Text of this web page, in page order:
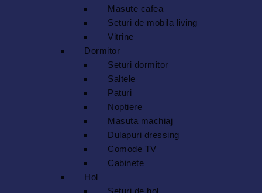
Masute cafea
Seturi de mobila living
Vitrine
Dormitor
Seturi dormitor
Saltele
Paturi
Noptiere
Masuta machiaj
Dulapuri dressing
Comode TV
Cabinete
Hol
Seturi de hol